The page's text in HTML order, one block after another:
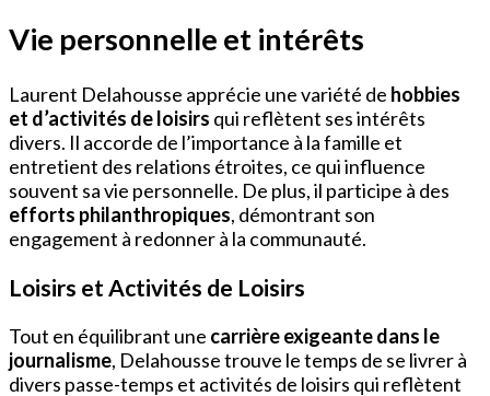
Vie personnelle et intérêts
Laurent Delahousse apprécie une variété de hobbies
et d’activités de loisirs qui reflètent ses intérêts
divers. Il accorde de l’importance à la famille et
entretient des relations étroites, ce qui influence
souvent sa vie personnelle. De plus, il participe à des
efforts philanthropiques, démontrant son
engagement à redonner à la communauté.
Loisirs et Activités de Loisirs
Tout en équilibrant une carrière exigeante dans le
journalisme, Delahousse trouve le temps de se livrer à
divers passe-temps et activités de loisirs qui reflètent